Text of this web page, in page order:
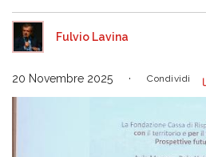
Fulvio Lavina
20 Novembre 2025 Condividi